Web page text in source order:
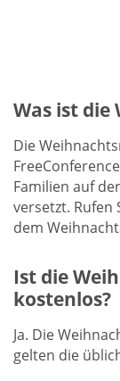
Was ist
Die
Familien auf
versetzt. Rufen
dem
Ist die
kostenlos?
Ja. Die
gelten die